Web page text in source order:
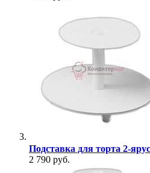
Подставка для торта 2-
2 790 руб.